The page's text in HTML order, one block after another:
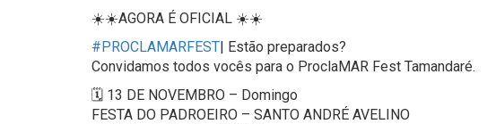
☀️☀️AGORA É OFICIAL ☀️☀️
#PROCLAMARFEST| Estão preparados?
Convidamos todos vocês para o ProclaMAR Fest Tamandaré.
🗓️ 13 DE NOVEMBRO – Domingo
FESTA DO PADROEIRO – SANTO ANDRÉ AVELINO